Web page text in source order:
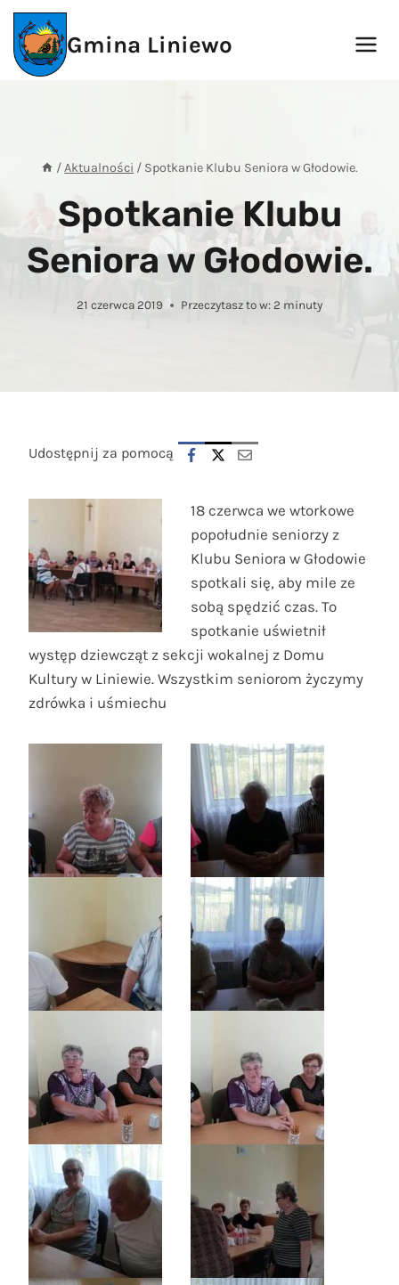
Przejdź
treści
Gmina Liniewo
/Aktualności / Spotkanie Klubu Seniora w Głodowie.
Spotkanie Klubu
Seniora w Głodowie.
21 czerwca 2019 Przeczytasz to w: 2 minuty
Udostępnij za pomocą
18 czerwca we wtorkowe
popołudnie seniorzy z
Klubu Seniora w Głodowie
spotkali się, aby mile ze
sobą spędzić czas. To
spotkanie uświetnił
występ dziewcząt z sekcji wokalnej z Domu
Kultury w Liniewie. Wszystkim seniorom życzymy
zdrówka i uśmiechu